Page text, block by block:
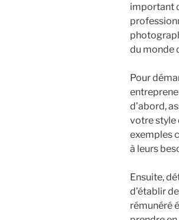
important
du monde
Pour
d’abord,
votre style
exemples
à leurs
Ensuite,
d’établir
rémunéré